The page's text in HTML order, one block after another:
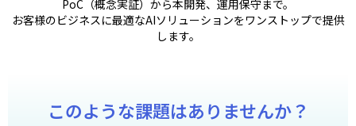
PoC（概念実証）から本開発、運用保守まで。
お客様のビジネスに最適なAIソリューションをワンストップで提供
します。
このような課題はありませんか？